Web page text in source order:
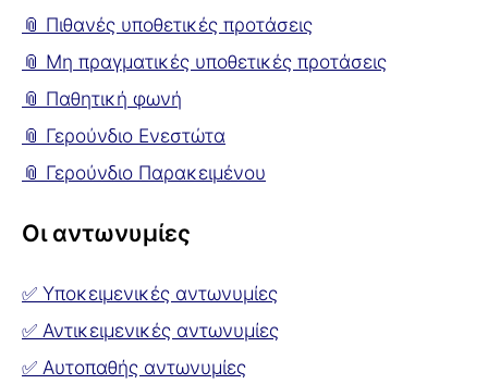
📎 Πιθανές υποθετικές προτάσεις
📎 Μη πραγματικές υποθετικές προτάσεις
📎 Παθητική φωνή
📎 Γερούνδιο Ενεστώτα
📎 Γερούνδιο Παρακειμένου
Οι αντωνυμίες
✅ Υποκειμενικές αντωνυμίες
✅ Αντικειμενικές αντωνυμίες
✅ Αυτοπαθής αντωνυμίες